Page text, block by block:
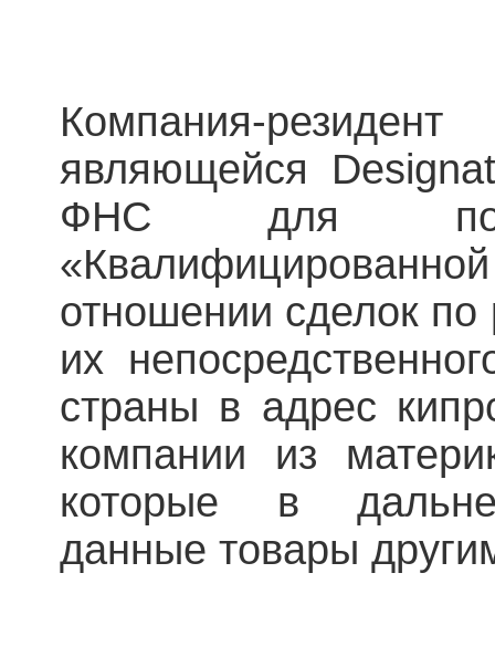
Компания-
являющейся
ФНС для
отношении сделок по
их
страны в адрес
компании из
которые в
данные товары